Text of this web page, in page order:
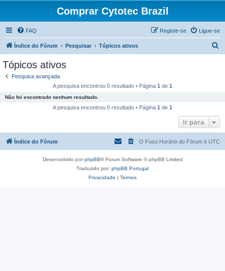
Comprar Cytotec Brazil
FAQ Ligue-se
Registe-se
Índice do Fórum Pesquisar Tópicos ativos
s
r
Tópicos ativos
Pesquisa avançada
A pesquisa encontrou 0 resultado • Página 1 de 1
Não foi encontrado nenhum resultado.
A pesquisa encontrou 0 resultado • Página 1 de 1
Ir para
Índice do Fórum O Fuso Horário do Fórum é UTC
Desenvolvido porphpBB® Forum Software © phpBB Limited
Traduzido por: phpBB Portugal
Privacidade | Termos